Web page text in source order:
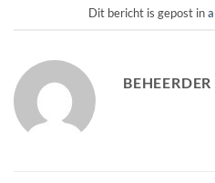
Dit bericht is gepost in
BEHEERDER